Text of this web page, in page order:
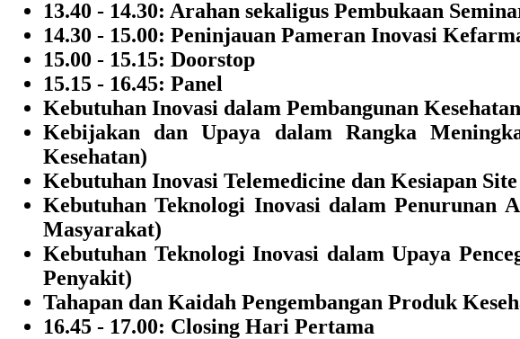
13.40 - 14.30: Arahan sekaligus Pembukaan
14.30 - 15.00: Peninjauan Pameran Inovasi
15.00 - 15.15: Doorstop
15.15 - 16.45: Panel
Kebutuhan Inovasi dalam Pembangunan
Kebijakan dan Upaya dalam Rangka
Kesehatan)
Kebutuhan Inovasi Telemedicine dan Kesiapan
Kebutuhan Teknologi Inovasi dalam Penurunan
Masyarakat)
Kebutuhan Teknologi Inovasi dalam Upaya
Penyakit)
Tahapan dan Kaidah Pengembangan Produk
16.45 - 17.00: Closing Hari Pertama